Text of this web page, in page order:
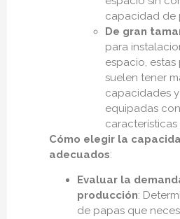
capacidad de
De gran
para
espacio,
suelen tener
capacidades
equipadas
características
Cómo elegir la
adecuados:
Evaluar la
producción:
de papas que